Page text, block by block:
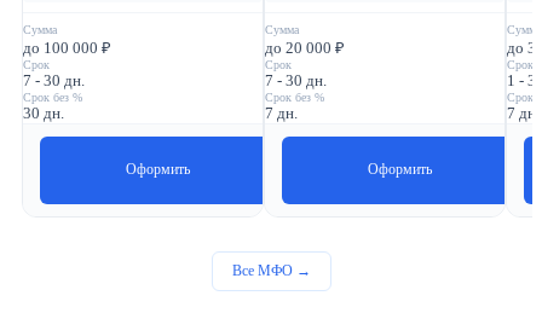
Сумма
до 100 000 ₽
Срок
7 - 30 дн.
Срок без %
30 дн.
Оформить
Сумма
до 20 000 ₽
Срок
7 - 30 дн.
Срок без %
7 дн.
Оформить
Сумма
до
Срок
1 -
Срок
7 дн.
Все МФО →